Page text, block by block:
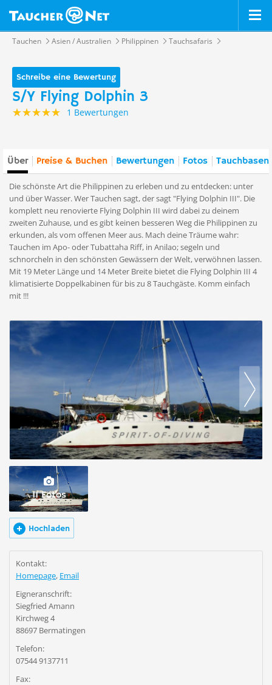
Tauchen Asien / Australien Philippinen Tauchsafaris
Schreibe eine Bewertung
S/Y Flying Dolphin 3
1 Bewertungen
Über Preise & Buchen Bewertungen Fotos
Die schönste Art die Philippinen zu erleben und zu entdecken: unter
und über Wasser. Wer Tauchen sagt, der sagt "Flying Dolphin III". Die
komplett neu renovierte Flying Dolphin III wird dabei zu deinem
zweiten Zuhause, und es gibt keinen besseren Weg die Philippinen zu
erkunden, als vom offenen Meer aus. Mach deine Träume wahr:
Tauchen im Apo- oder Tubattaha Riff, in Anilao; segeln und
schnorcheln in den schönsten Gewässern der Welt, verwöhnen lassen.
Mit 19 Meter Länge und 14 Meter Breite bietet die Flying Dolphin III 4
klimatisierte Doppelkabinen für bis zu 8 Tauchgäste. Komm einfach
mit !!!
11 Fotos
Hochladen
Kontakt:
Homepage, Email
Eigneranschrift:
Siegfried Amann
Kirchweg 4
88697 Bermatingen
Telefon:
07544 9137711
Fax: